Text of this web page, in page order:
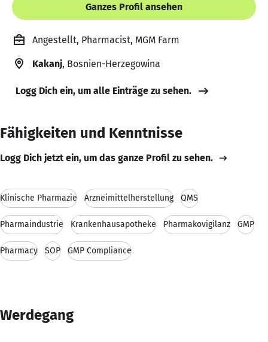
Ganzes Profil ansehen
Angestellt, Pharmacist, MGM Farm
Kakanj, Bosnien-Herzegowina
Logg Dich ein, um alle Einträge zu sehen.
Fähigkeiten und Kenntnisse
Logg Dich jetzt ein, um das ganze Profil zu sehen.
Klinische Pharmazie Arzneimittelherstellung QMS
Pharmaindustrie Krankenhausapotheke Pharmakovigilanz GMP
Pharmacy SOP GMP Compliance
Werdegang